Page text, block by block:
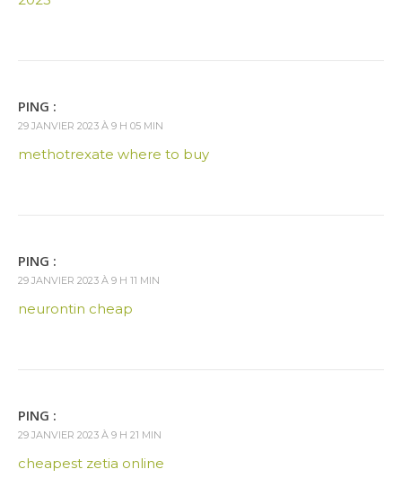
PING :
29 JANVIER 2023 À 9 H 05 MIN
methotrexate where to buy
PING :
29 JANVIER 2023 À 9 H 11 MIN
neurontin cheap
PING :
29 JANVIER 2023 À 9 H 21 MIN
cheapest zetia online